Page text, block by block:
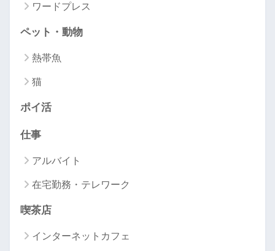
ワードプレス
ペット・動物
熱帯魚
猫
ポイ活
仕事
アルバイト
在宅勤務・テレワーク
喫茶店
インターネットカフェ